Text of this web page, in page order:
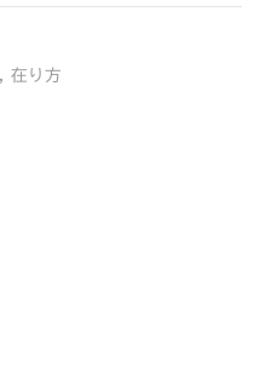
在り方